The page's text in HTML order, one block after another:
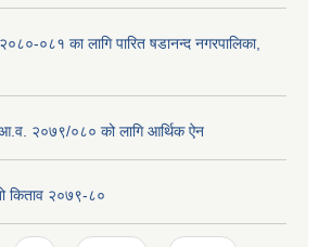
०८१ का लागि पारित षडानन्द नगरपालिका,
आ.व. २०७९/०८० को लागि आर्थिक ऐन
किताव २०७९-८०